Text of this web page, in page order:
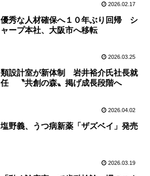
2026.02.17
優秀な人材確保へ１０年ぶり回帰 シ
ャープ本社、大阪市へ移転
2026.03.25
類設計室が新体制 岩井裕介氏社長就
任 〝共創の森〟掲げ成長段階へ
2026.04.02
塩野義、うつ病新薬「ザズベイ」発売
2026.03.19